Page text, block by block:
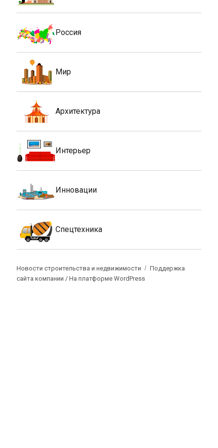
Россия
Мир
Архитектура
Интерьер
Инновации
Спецтехника
Новости строительства и недвижимости
Поддержка
сайта компании /На платформе WordPress